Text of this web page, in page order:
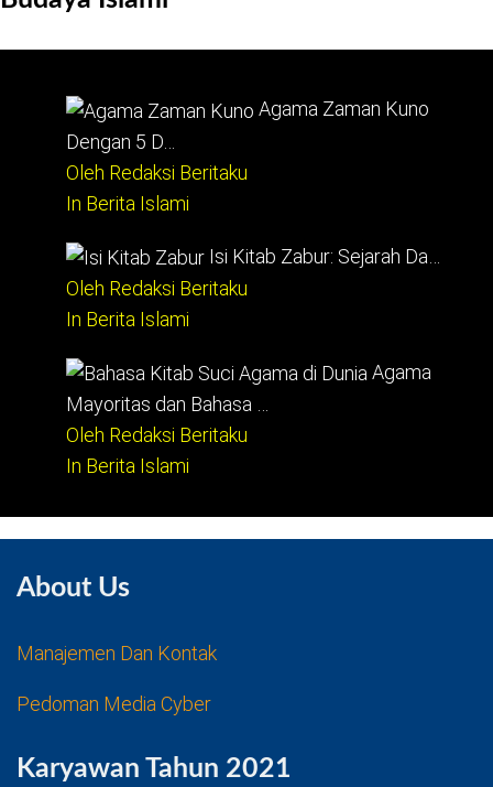
Agama Zaman Kuno
Dengan 5 D…
Oleh Redaksi Beritaku
In Berita Islami
Isi Kitab Zabur: Sejarah Da…
Oleh Redaksi Beritaku
In Berita Islami
Agama
Mayoritas dan Bahasa …
Oleh Redaksi Beritaku
In Berita Islami
About Us
Manajemen Dan Kontak
Pedoman Media Cyber
Karyawan Tahun 2021